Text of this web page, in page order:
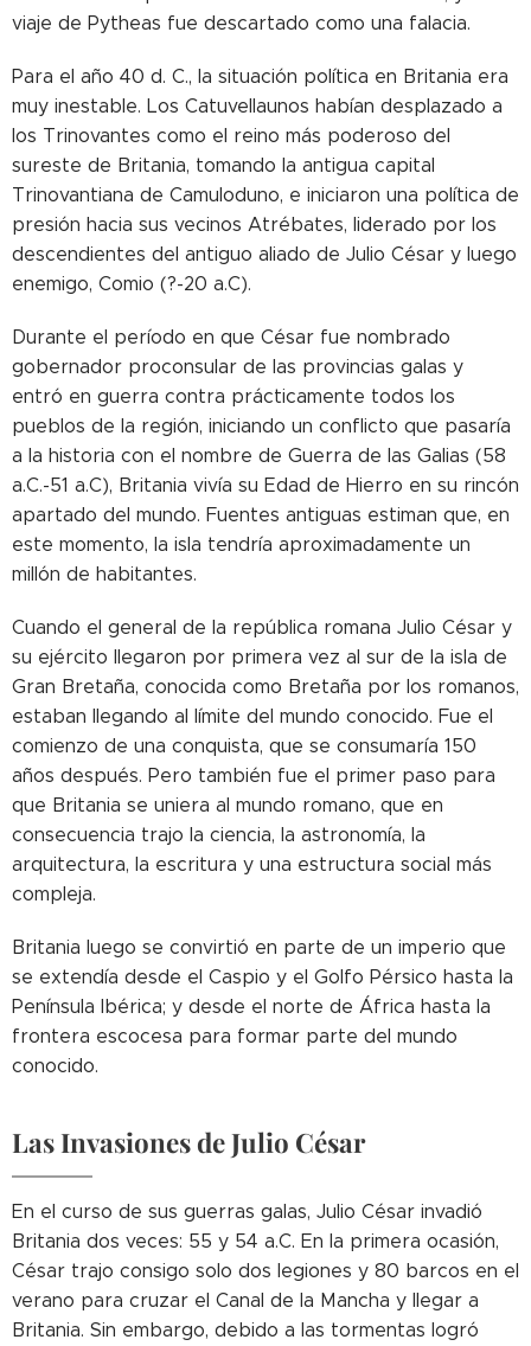
viaje de Pytheas fue descartado como una falacia.
Para el año 40 d. C., la situación política en Britania era
muy inestable. Los Catuvellaunos habían desplazado a
los Trinovantes como el reino más poderoso del
sureste de Britania, tomando la antigua capital
Trinovantiana de Camuloduno, e iniciaron una política de
presión hacia sus vecinos Atrébates, liderado por los
descendientes del antiguo aliado de Julio César y luego
enemigo, Comio (?-20 a.C).
Durante el período en que César fue nombrado
gobernador proconsular de las provincias galas y
entró en guerra contra prácticamente todos los
pueblos de la región, iniciando un conflicto que pasaría
a la historia con el nombre de Guerra de las Galias (58
a.C.-51 a.C), Britania vivía su Edad de Hierro en su rincón
apartado del mundo. Fuentes antiguas estiman que, en
este momento, la isla tendría aproximadamente un
millón de habitantes.
Cuando el general de la república romana Julio César y
su ejército llegaron por primera vez al sur de la isla de
Gran Bretaña, conocida como Bretaña por los romanos,
estaban llegando al límite del mundo conocido. Fue el
comienzo de una conquista, que se consumaría 150
años después. Pero también fue el primer paso para
que Britania se uniera al mundo romano, que en
consecuencia trajo la ciencia, la astronomía, la
arquitectura, la escritura y una estructura social más
compleja.
Britania luego se convirtió en parte de un imperio que
se extendía desde el Caspio y el Golfo Pérsico hasta la
Península Ibérica; y desde el norte de África hasta la
frontera escocesa para formar parte del mundo
conocido.
Las Invasiones de Julio César
En el curso de sus guerras galas, Julio César invadió
Britania dos veces: 55 y 54 a.C. En la primera ocasión,
César trajo consigo solo dos legiones y 80 barcos en el
verano para cruzar el Canal de la Mancha y llegar a
Britania. Sin embargo, debido a las tormentas logró